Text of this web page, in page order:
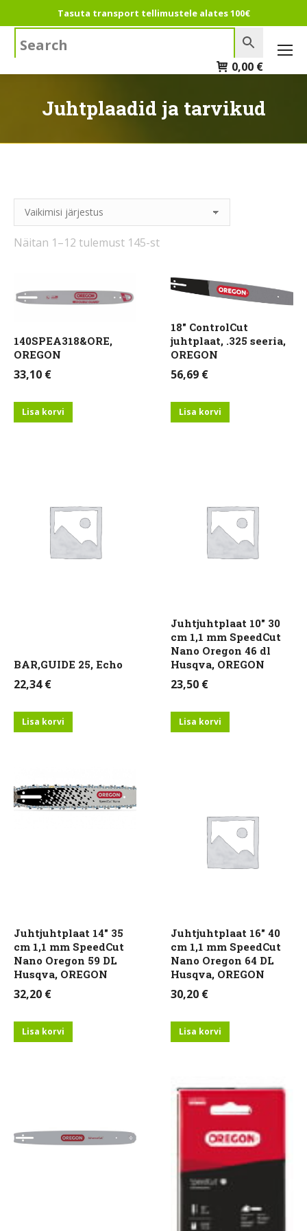
Tasuta transport tellimustele alates 100€
0,00 €
Juhtplaadid ja tarvikud
Näitan 1–12 tulemust 145-st
140SPEA318&ORE,
OREGON
33,10 €
Lisa korvi
18″ ControlCut
juhtplaat, .325 seeria,
OREGON
56,69 €
Lisa korvi
BAR,GUIDE 25, Echo
22,34€
Lisa korvi
Juhtjuhtplaat 10″ 30
cm 1,1 mm SpeedCut
Nano Oregon 46 dl
Husqva, OREGON
23,50 €
Lisa korvi
Juhtjuhtplaat 14″ 35
cm 1,1 mm SpeedCut
Nano Oregon 59 DL
Husqva, OREGON
32,20 €
Lisa korvi
Juhtjuhtplaat 16″ 40
cm 1,1 mm SpeedCut
Nano Oregon 64 DL
Husqva, OREGON
30,20 €
Lisa korvi